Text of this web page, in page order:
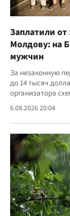
Заплатили
Молдову: на
мужчин
За незаконную
до 14 тысяч
организатора
6.08.2026 20:04